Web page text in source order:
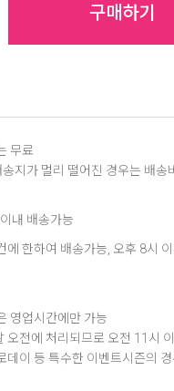
구매하기
무료
지가 멀리 떨어진 경우는 배송
내 배송가능
한하여 배송가능, 오후 8시
영업시간에만 가능
오전에 처리되므로 오전 11시
이 등 특수한 이벤트시즌의 경